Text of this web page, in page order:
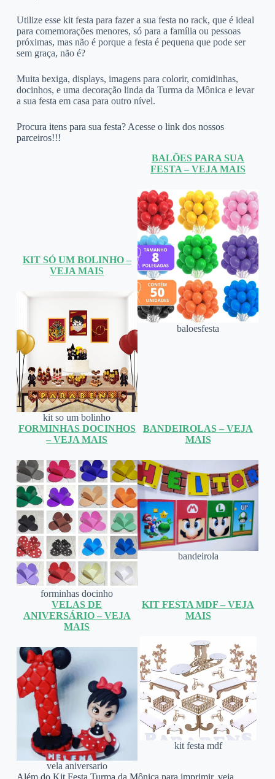
Utilize esse kit festa para fazer a sua festa no rack, que é ideal
para comemorações menores, só para a família ou pessoas
próximas, mas não é porque a festa é pequena que pode ser
sem graça, não é?
Muita bexiga, displays, imagens para colorir, comidinhas,
docinhos, e uma decoração linda da Turma da Mônica e levar
a sua festa em casa para outro nível.
Procura itens para sua festa? Acesse o link dos nossos
parceiros!!!
KIT SÓ UM BOLINHO –
VEJA MAIS
kit so um bolinho
BALÕES PARA SUA
FESTA – VEJA MAIS
baloesfesta
FORMINHAS DOCINHOS
– VEJA MAIS
forminhas docinho
BANDEIROLAS – VEJA
MAIS
bandeirola
VELAS DE
ANIVERSÁRIO – VEJA
MAIS
vela aniversario
KIT FESTA MDF – VEJA
MAIS
kit festa mdf
Além do Kit Festa Turma da Mônica para imprimir, veja